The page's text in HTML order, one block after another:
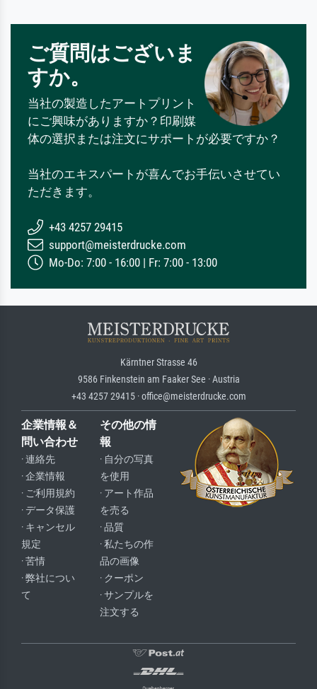
ご質問はございま
すか。
当社の製造したアートプリント
にご興味がありますか？印刷媒
体の選択または注文にサポートが必要ですか？
当社のエキスパートが喜んでお手伝いさせてい
ただきます。
+43 4257 29415
support@meisterdrucke.com
Mo-Do: 7:00 - 16:00 | Fr: 7:00 - 13:00
Kärntner Strasse 46
9586 Finkenstein am Faaker See · Austria
+43 4257 29415 · office@meisterdrucke.com
企業情報＆
問い合わせ
· 連絡先
· 企業情報
· ご利用規約
· データ保護
· キャンセル
規定
· 苦情
· 弊社につい
て
その他の情
報
· 自分の写真
を使用
· アート作品
を売る
· 品質
· 私たちの作
品の画像
· クーポン
· サンプルを
注文する